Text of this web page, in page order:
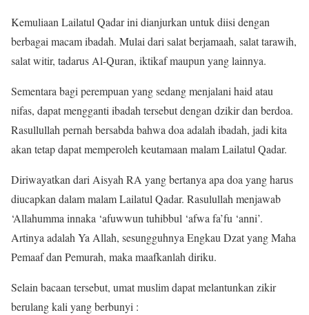
Kemuliaan Lailatul Qadar ini dianjurkan untuk diisi dengan
berbagai macam ibadah. Mulai dari salat berjamaah, salat tarawih,
salat witir, tadarus Al-Quran, iktikaf maupun yang lainnya.
Sementara bagi perempuan yang sedang menjalani haid atau
nifas, dapat mengganti ibadah tersebut dengan dzikir dan berdoa.
Rasullullah pernah bersabda bahwa doa adalah ibadah, jadi kita
akan tetap dapat memperoleh keutamaan malam Lailatul Qadar.
Diriwayatkan dari Aisyah RA yang bertanya apa doa yang harus
diucapkan dalam malam Lailatul Qadar. Rasulullah menjawab
‘Allahumma innaka ‘afuwwun tuhibbul ‘afwa fa’fu ‘anni’.
Artinya adalah Ya Allah, sesungguhnya Engkau Dzat yang Maha
Pemaaf dan Pemurah, maka maafkanlah diriku.
Selain bacaan tersebut, umat muslim dapat melantunkan zikir
berulang kali yang berbunyi :